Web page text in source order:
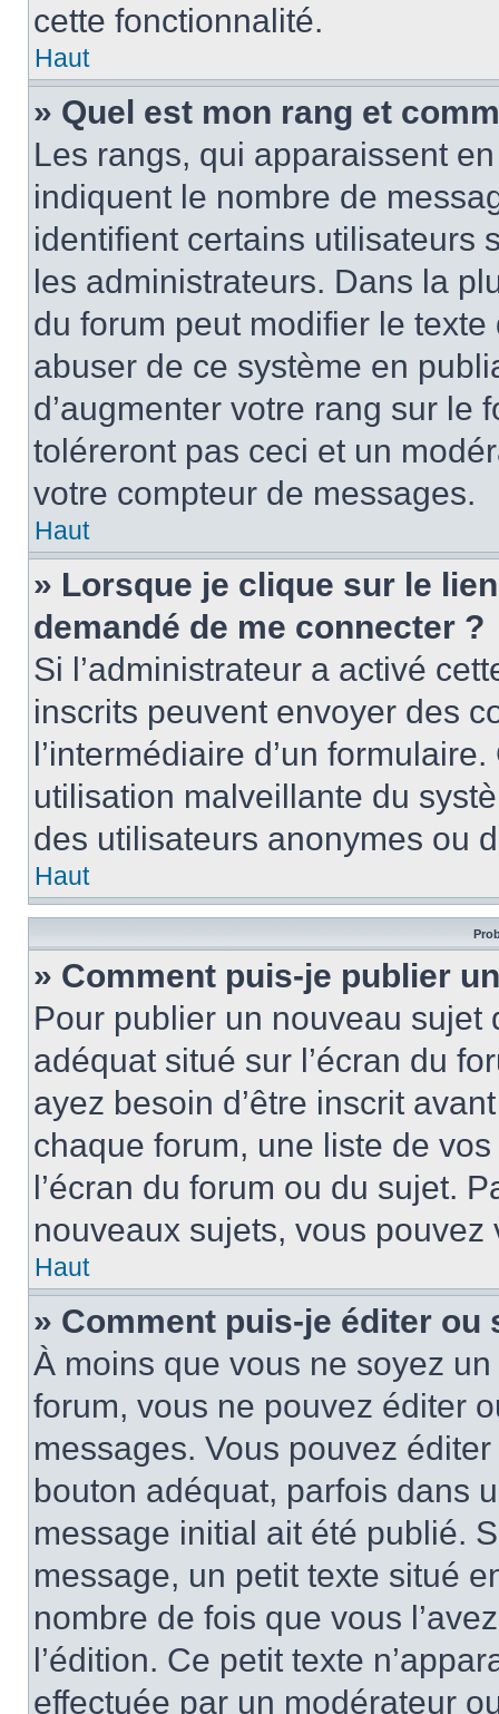
cette fonctionnalité.
Haut
» Quel est mon rang et
Les rangs, qui apparaissent
indiquent le nombre de
identifient certains utilisateurs
les administrateurs. Dans la
du forum peut modifier le
abuser de ce système en
d’augmenter votre rang sur le
toléreront pas ceci et un
votre compteur de messages.
Haut
» Lorsque je clique sur le
demandé de me connecter ?
Si l’administrateur a activé
inscrits peuvent envoyer des
l’intermédiaire d’un
utilisation malveillante du
des utilisateurs anonymes ou
Haut
» Comment puis-je publier
Pour publier un nouveau
adéquat situé sur l’écran du
ayez besoin d’être inscrit
chaque forum, une liste de
l’écran du forum ou du sujet.
nouveaux sujets, vous
Haut
» Comment puis-je éditer
À moins que vous ne soyez
forum, vous ne pouvez éditer
messages. Vous pouvez
bouton adéquat, parfois dans
message initial ait été publié.
message, un petit texte situé
nombre de fois que vous
l’édition. Ce petit texte
effectuée par un modérateur